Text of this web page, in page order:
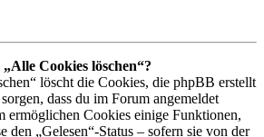
Cookies löschen“?
löscht die Cookies, die phpBB erstellt
dass du im Forum angemeldet
ermöglichen Cookies einige Funktionen,
den „Gelesen“-Status – sofern sie von der